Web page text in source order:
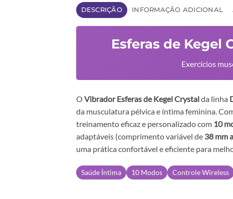
DESCRIÇÃO INFORMAÇÃO ADICIONAL
Esferas de Kegel
Exercícios
O Vibrador Esferas de Kegel Crystalda linha
da musculatura pélvica e íntima feminina.
treinamento eficaz e personalizado com 10
adaptáveis (comprimento variável de 38 mm
uma prática confortável e eficiente para
Saúde Íntima 10 Modos Controle Wireless